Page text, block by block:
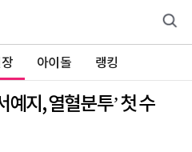
아이돌 랭킹
예지, 열혈분투’ 첫 수